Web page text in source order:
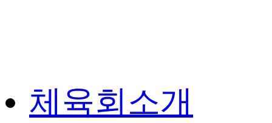
체육회소개